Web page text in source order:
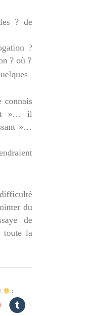
? de
?
? où ?
connais
»… il
»…
du
de
toute la
: